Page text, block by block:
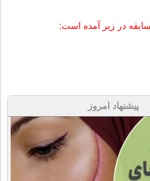
در زیر آمده است:
پیشنهاد امروز